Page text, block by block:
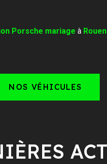
Porsche mariage à Rouen
NOS VÉHICULES